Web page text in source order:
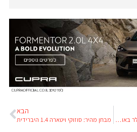
קנדה תשקיע 2.17 מיליארד דולר באוטובוסים חשמליים ובתשתיות טעינה
הבא
מבחן מהיר: סוזוקי ויטארה 1.4 היברידית